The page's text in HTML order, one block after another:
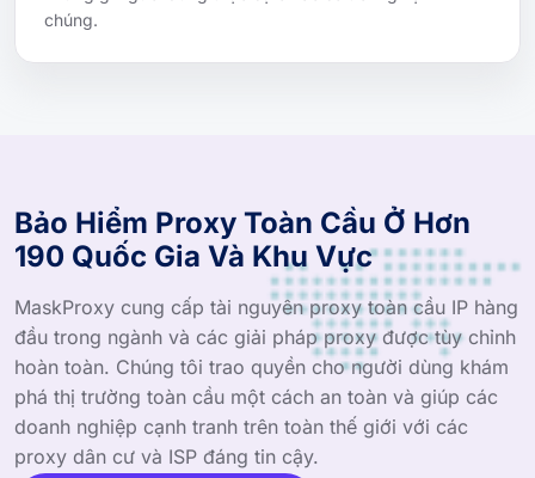
chúng.
Bảo Hiểm Proxy Toàn Cầu Ở Hơn
190 Quốc Gia Và Khu Vực
MaskProxy cung cấp tài nguyên proxy toàn cầu IP hàng
đầu trong ngành và các giải pháp proxy được tùy chỉnh
hoàn toàn. Chúng tôi trao quyền cho người dùng khám
phá thị trường toàn cầu một cách an toàn và giúp các
doanh nghiệp cạnh tranh trên toàn thế giới với các
proxy dân cư và ISP đáng tin cậy.